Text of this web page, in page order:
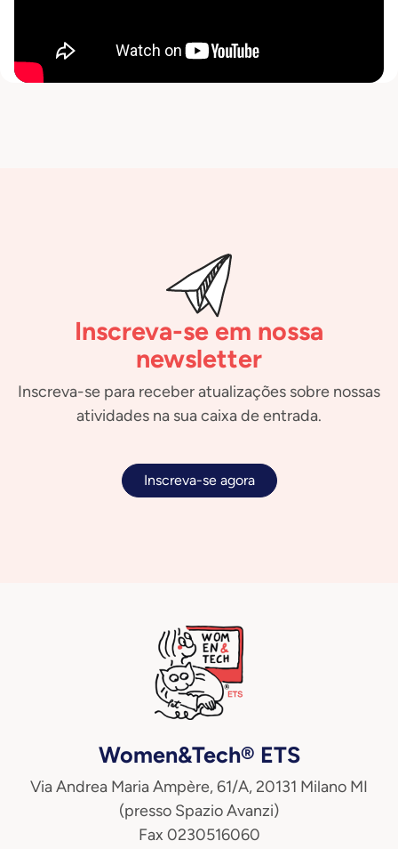
Inscreva-se em nossa
newsletter
Inscreva-se para receber atualizações sobre nossas
atividades na sua caixa de entrada.
Inscreva-se agora
Women&Tech® ETS
Via Andrea Maria Ampère, 61/A, 20131 Milano MI
(presso Spazio Avanzi)
Fax 0230516060